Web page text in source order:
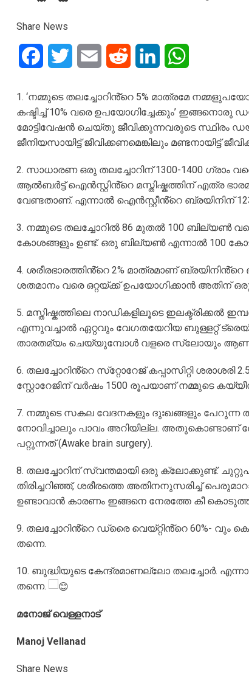
Share News
FacebookTwitter Email Reddit LinkedIn
1. ‘നമ്മുടെ തലച്ചോറിൻ്റെ 5% മാത്രമേ
കഷ്ടിച്ച് 10% വരെ ഉപയോഗിച്ചേക്കും’ ഇങ്ങനൊരു
മോട്ടിവേഷൻ ചെയ്തു ജീവിക്കുന്നവരുടെ
ജീനിയസായിട്ട് ജീവിക്കണമെങ്കിലും മണ്ടനായിട്ട്
2. സാധാരണ ഒരു തലച്ചോറിന് 1300-1400
ആൽബർട്ട് ഐൻസ്റ്റിൻ്റെ മസ്തിഷ്കത്തിന് എത്ര
വേണ്ടതാണ്. എന്നാൽ ഐൻസ്റ്റീൻ്റെ ബ്രയിനിന്
3. നമ്മുടെ തലച്ചോറിൽ 86 മുതൽ 100
കോശങ്ങളും ഉണ്ട്. ഒരു ബില്യൺ എന്നാൽ 100
4. ശരീരഭാരത്തിൻ്റെ 2% മാത്രമാണ്
ശതമാനം വരെ ഒറ്റയ്ക്ക് ഉപയോഗിക്കാൻ അതിന് ഒരു
5. മസ്തിഷ്കത്തിലെ നാഡികളിലൂടെ
എന്നുവച്ചാൽ ഏറ്റവും വേഗതയേറിയ ബുള്ളറ്റ്
താരതമ്യം ചെയ്യുമ്പോൾ വളരെ സ്ലോയും
6. തലച്ചോറിൻ്റെ സ്‌റ്റോറേജ് കപ്പാസിറ്റി ശരാശരി
സ്റ്റോറേജിന് വർഷം 1500 രൂപയാണ് നമ്മുടെ
7. നമ്മുടെ സകല വേദനകളും ദുഃഖങ്ങളും പേറുന്ന
നോവിച്ചാലും പാവം അറിയില്ല. അതുകൊണ്ടാണ്
പറ്റുന്നത് (Awake brain surgery).
8. തലച്ചോറിന് സ്വന്തമായി ഒരു ക്ലോക്കുണ്ട്.
തിരിച്ചറിഞ്ഞ്, ശരീരത്തെ അതിനനുസരിച്ച്
ഉണ്ടാവാൻ കാരണം ഇങ്ങനെ നേരത്തേ കീ കൊടുത്ത്
9. തലച്ചോറിൻ്റെ ഡ്രൈ വെയ്റ്റിൻ്റെ 60%- വും
തന്നെ.
10. ബുദ്ധിയുടെ കേന്ദ്രമാണല്ലോ തലച്ചോർ.
തന്നെ.
മനോജ് വെള്ളനാട്
Manoj Vellanad
Share News